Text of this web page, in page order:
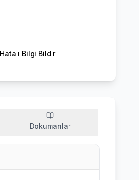
Hatalı Bilgi Bildir
Dokumanlar